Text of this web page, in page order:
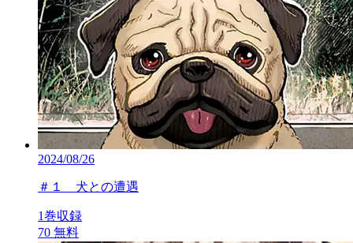
2024/08/26
＃１ 犬との遭遇
1巻収録
70 無料